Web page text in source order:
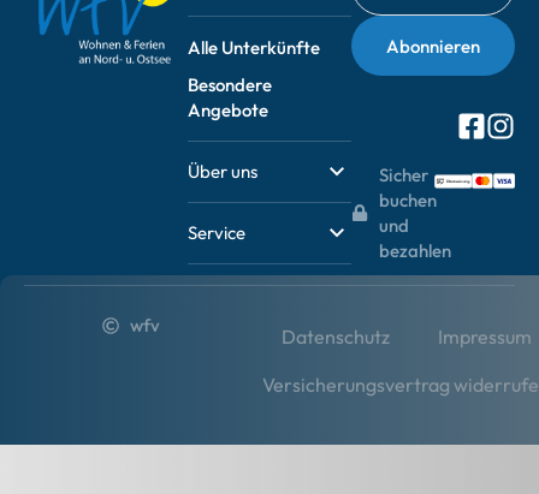
Alle Unterkünfte
Besondere
Angebote
Über uns
Service
Sicher
buchen
und
bezahlen
wfv Datenschutz
Impressum
Versicherungsvertrag